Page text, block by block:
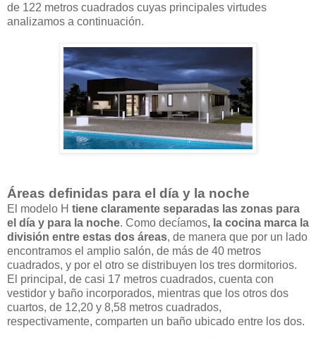
de 122 metros cuadrados cuyas principales virtudes
analizamos a continuación.
Áreas definidas para el día y la noche
El modelo H tiene claramente separadas las zonas para
el día y para la noche. Como decíamos, la cocina marca la
división entre estas dos áreas, de manera que por un lado
encontramos el amplio salón, de más de 40 metros
cuadrados, y por el otro se distribuyen los tres dormitorios.
El principal, de casi 17 metros cuadrados, cuenta con
vestidor y baño incorporados, mientras que los otros dos
cuartos, de 12,20 y 8,58 metros cuadrados,
respectivamente, comparten un baño ubicado entre los dos.